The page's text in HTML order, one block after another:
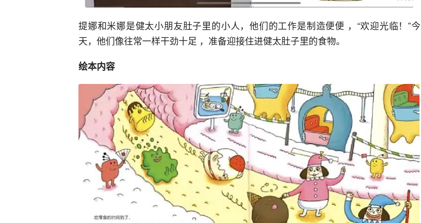
提娜和米娜是健太小朋友肚子里的小人，他们的工作是制造便便 ，“欢迎光临！”今
天，他们像往常一样干劲十足 ，准备迎接住进健太肚子里的食物。
绘本内容